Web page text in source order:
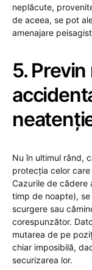
neplăcute,
de aceea, se pot
amenajare
5.
Nu în ultimul rând,
protecția celor
Cazurile de cădere
timp de noapte),
scurgere sau
corespunzător.
mutarea de pe
chiar imposibilă,
securizarea lor.